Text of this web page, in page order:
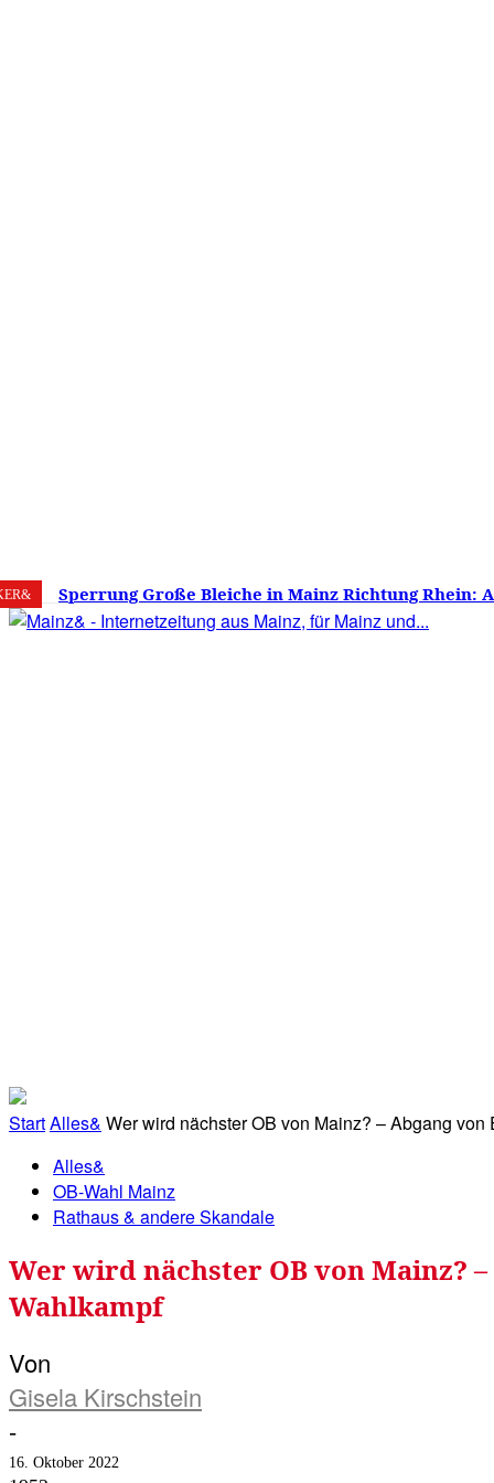
7. August 2026 19.5 Mainz
Sperrung Große Bleiche in Mainz Richtung Rhein:
verwirrt, Mainzer stinksauer – Haben die Mainzer
StartAlles& Wer wird nächster OB von Mainz? – Abgang von
Alles&
OB-Wahl Mainz
Rathaus & andere Skandale
Wer wird nächster OB von Mainz?
Wahlkampf
Von
Gisela Kirschstein
-
16. Oktober 2022